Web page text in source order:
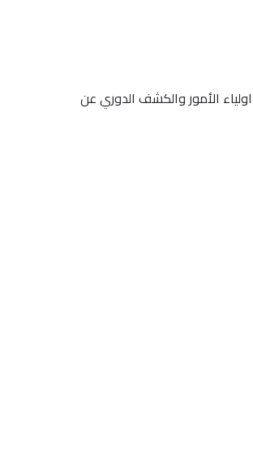
الأمور والكشف الدوري عن